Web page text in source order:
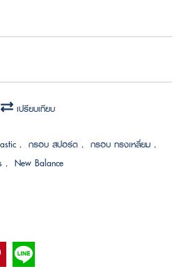
เปรียบเทียบ
, กรอบ สปอร์ต , กรอบ ทรงเหลี่ยม ,
, New Balance